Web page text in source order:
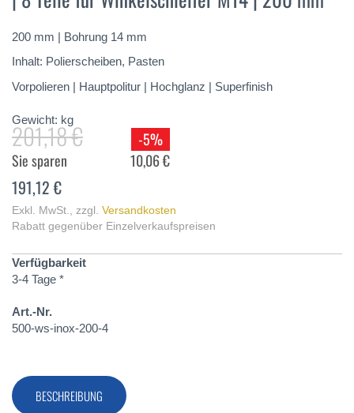
springen
200 mm | Bohrung 14 mm
Inhalt: Polierscheiben, Pasten
Vorpolieren | Hauptpolitur | Hochglanz | Superfinish
Gewicht: kg
201,18 €
-5%
Sie sparen
10,06 €
191,12 €
Exkl. MwSt. zzgl. Versandkosten
Rabatt gegenüber Einzelverkaufspreisen
Verfügbarkeit
3-4 Tage *
Art.-Nr.
500-ws-inox-200-4
BESCHREIBUNG